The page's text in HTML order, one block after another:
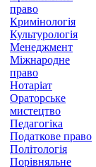
право
Кримінологія
Культурологія
Менеджмент
Міжнародне
право
Нотаріат
Ораторське
мистецтво
Педагогіка
Податкове право
Політологія
Порівняльне